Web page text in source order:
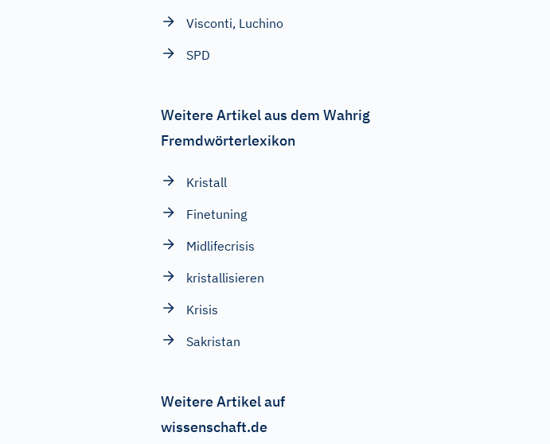
Visconti, Luchino
SPD
Weitere Artikel aus dem Wahrig
Fremdwörterlexikon
Kristall
Finetuning
Midlifecrisis
kristallisieren
Krisis
Sakristan
Weitere Artikel auf
wissenschaft.de